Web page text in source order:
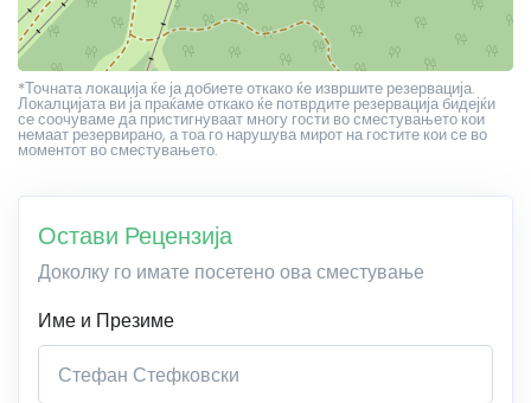
*Точната локација ќе ја добиете откако ќе извршите резервација.
Локалцијата ви ја праќаме откако ќе потврдите резервација бидејќи
се соочуваме да пристигнуваат многу гости во сместувањето кои
немаат резервирано, а тоа го нарушува мирот на гостите кои се во
моментот во сместувањето.
Остави Рецензија
Доколку го имате посетено ова сместување
Име и Презиме